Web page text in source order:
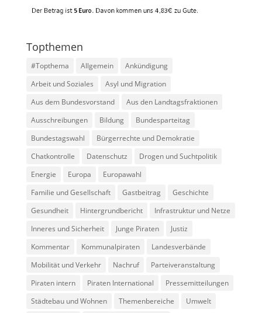
Topthemen
#Topthema Allgemein
Ankündigung
Arbeit und Soziales
Asyl und Migration
Aus dem Bundesvorstand
Aus den Landtagsfraktionen
Ausschreibungen
Bildung
Bundesparteitag
Bundestagswahl
Bürgerrechte und Demokratie
Chatkontrolle
Datenschutz
Drogen und Suchtpolitik
Energie
Europa
Europawahl
Familie und Gesellschaft
Gastbeitrag
Geschichte
Gesundheit
Hintergrundbericht
Infrastruktur und Netze
Inneres und Sicherheit
Junge Piraten
Justiz
Kommentar
Kommunalpiraten
Landesverbände
Mobilität und Verkehr
Nachruf
Parteiveranstaltung
Piraten intern
Piraten International
Pressemitteilungen
Städtebau und Wohnen
Themenbereiche
Umwelt